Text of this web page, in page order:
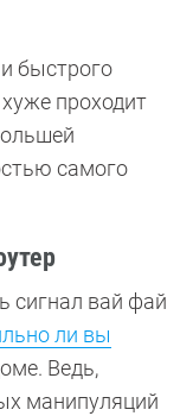
быстрого
проходит
самого
сигнал вай фай
ли вы
Ведь,
манипуляций